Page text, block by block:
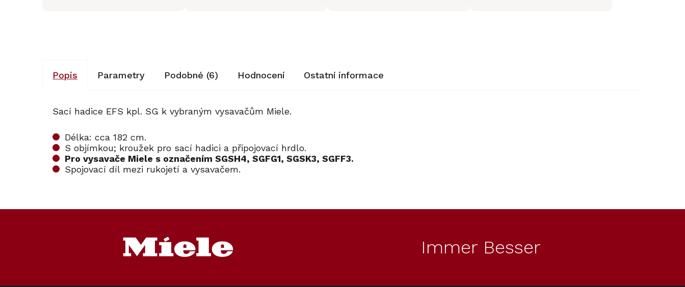
Popis Parametry Podobné (6) Hodnocení Ostatní informace
Sací hadice EFS kpl. SG k vybraným vysavačům Miele.
Délka: cca 182 cm.
S objímkou; kroužek pro sací hadici a připojovací hrdlo.
Pro vysavače Miele s označením SGSH4, SGFG1, SGSK3, SGFF3.
Spojovací díl mezi rukojetí a vysavačem.
Immer Besser